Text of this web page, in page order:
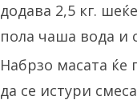
додава 2,5 кг.
пола чаша вода и
Набрзо масата
да се истури